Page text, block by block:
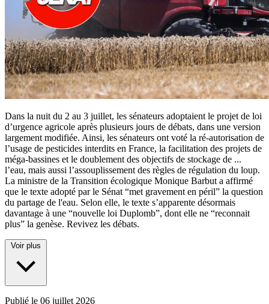
Dans la nuit du 2 au 3 juillet, les sénateurs adoptaient le projet de loi
d’urgence agricole après plusieurs jours de débats, dans une version
largement modifiée. Ainsi, les sénateurs ont voté la ré-autorisation de
l’usage de pesticides interdits en France, la facilitation des projets de
méga-bassines et le doublement des objectifs de stockage de ...
l’eau, mais aussi l’assouplissement des règles de régulation du loup.
La ministre de la Transition écologique Monique Barbut a affirmé
que le texte adopté par le Sénat “met gravement en péril” la question
du partage de l'eau. Selon elle, le texte s’apparente désormais
davantage à une “nouvelle loi Duplomb”, dont elle ne “reconnait
plus” la genèse. Revivez les débats.
Voir plus
Publié le 06 juillet 2026